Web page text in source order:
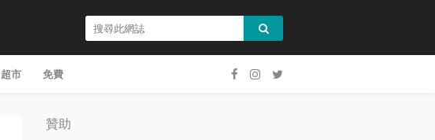
超市 免費
贊助